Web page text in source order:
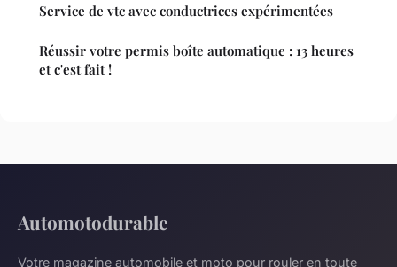
Service de vtc avec conductrices expérimentées
Réussir votre permis boîte automatique : 13 heures
et c'est fait !
Automotodurable
Votre magazine automobile et moto pour rouler en toute